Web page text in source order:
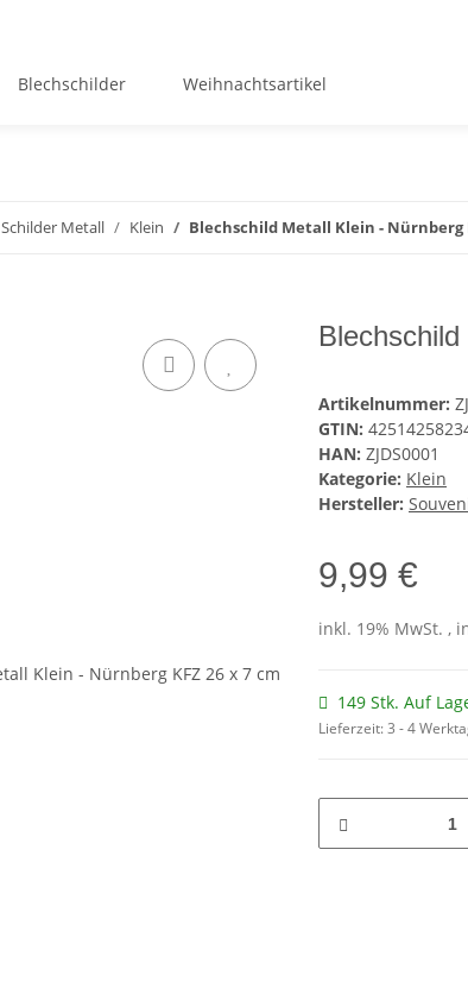
Blechschilder Weihnachtsartikel
Schilder Metall Klein Blechschild Metall Klein - Nürnberg
Artikelnummer:
GTIN:
HAN: ZJDS0001
Kategorie: Klein
Hersteller:
9,99 €
inkl. 19% MwSt. ,
149 Stk. Auf
Lieferzeit:3 - 4